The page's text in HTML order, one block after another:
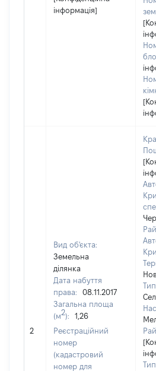
інформація]
2
Вид об'єкта:
Земельна
ділянка
Дата набуття
права:
08.11.2017
Загальна площа
(м2):
1,26
Реєстраційний
номер
(кадастровий
номер для